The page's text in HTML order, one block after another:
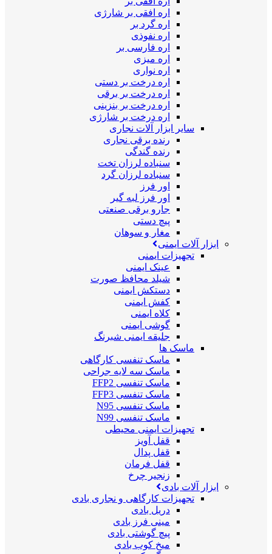
اره افقی بر شارژی
اره گرد بر
اره نفوذی
اره فارسی بر
اره میزی
اره نواری
اره درخت بر دستی
اره درخت بر برقی
اره درخت بر بنزینی
اره درخت بر شارژی
سایر ابزار آلات نجاری
رنده برقی نجاری
رنده گندگی
سنباده لرزان تخت
سنباده لرزان گرد
اور فرز
اور فرز لبه گیر
جارو برقی صنعتی
پیچ دستی
مغار و سوهان
ابزار آلات ایمنی
تجهیزات ایمنی
عینک ایمنی
شیلد محافظ صورت
دستکش ایمنی
کفش ایمنی
کلاه ایمنی
گوشی ایمنی
جلیقه ایمنی شبرنگ
ماسک ها
ماسک تنفسی کارگاهی
ماسک سه لایه جراحی
ماسک تنفسی FFP2
ماسک تنفسی FFP3
ماسک تنفسی N95
ماسک تنفسی N99
تجهیزات ایمنی محیطی
قفل آویز
قفل پدال
قفل فرمان
زنجیر چرخ
ابزار آلات بادی
تجهیزات کارگاهی و نجاری بادی
دریل بادی
مینی فرز بادی
پیچ گوشتی بادی
میخ کوب بادی